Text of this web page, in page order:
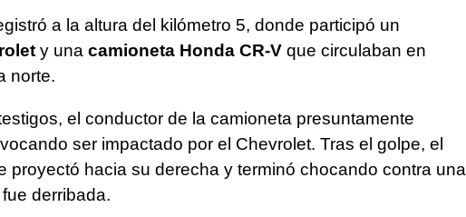
a la altura del kilómetro 5, donde participó un
y una camioneta Honda CR-V que circulaban en
norte.
el conductor de la camioneta presuntamente
ser impactado por el Chevrolet. Tras el golpe, el
proyectó hacia su derecha y terminó chocando contra una
derribada.